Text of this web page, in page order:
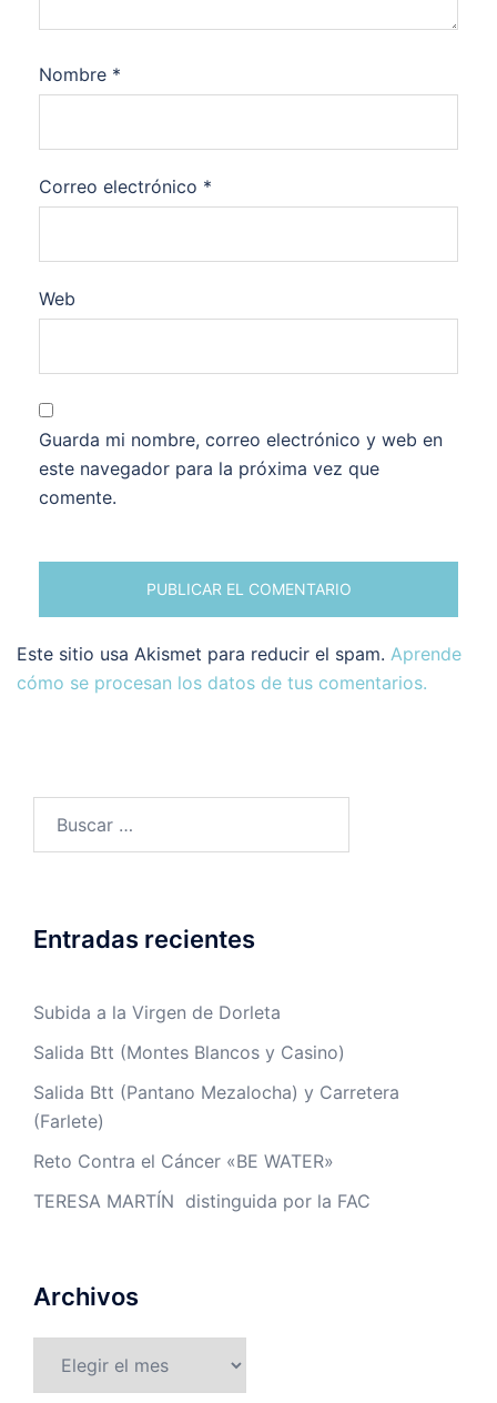
Nombre *
Correo electrónico *
Web
Guarda mi nombre, correo electrónico y web en
este navegador para la próxima vez que
comente.
Este sitio usa Akismet para reducir el spam. Aprende
cómo se procesan los datos de tus comentarios.
Entradas recientes
Subida a la Virgen de Dorleta
Salida Btt (Montes Blancos y Casino)
Salida Btt (Pantano Mezalocha) y Carretera
(Farlete)
Reto Contra el Cáncer «BE WATER»
TERESA MARTÍN distinguida por la FAC
Archivos